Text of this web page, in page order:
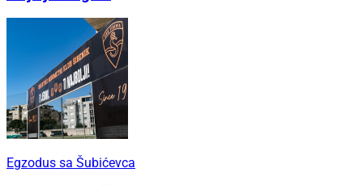
Egzodus sa Šubićevca